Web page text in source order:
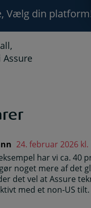
Vælg din
24. februar 2026 kl.
har vi ca. 40
noget mere af det
det vel at Assure
med et non-US tilt.